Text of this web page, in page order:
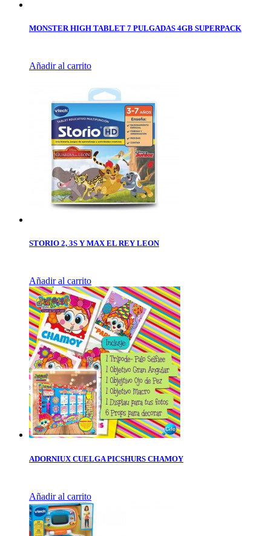
MONSTER HIGH TABLET 7 PULGADAS 4GB SUPERPACK
Añadir al carrito
STORIO 2, 3S Y MAX EL REY LEON
Añadir al carrito
ADORNIUX CUELGA PICSHURS CHAMOY
Añadir al carrito